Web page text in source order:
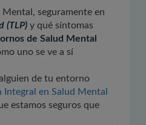
seguramente en
(TLP) y qué síntomas
de Salud Mental
uno se ve a sí
de tu entorno
Integral en Salud Mental
estamos seguros que